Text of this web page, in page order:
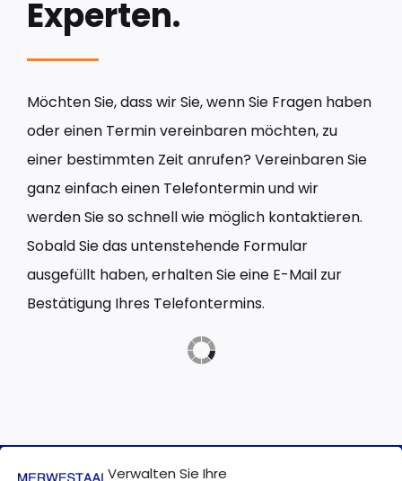
Verwalten Sie Ihre
Experten.
Möchten Sie, dass wir Sie, wenn Sie Fragen haben
oder einen Termin vereinbaren möchten, zu
einer bestimmten Zeit anrufen? Vereinbaren Sie
ganz einfach einen Telefontermin und wir
werden Sie so schnell wie möglich kontaktieren.
Sobald Sie das untenstehende Formular
ausgefüllt haben, erhalten Sie eine E-Mail zur
Bestätigung Ihres Telefontermins.